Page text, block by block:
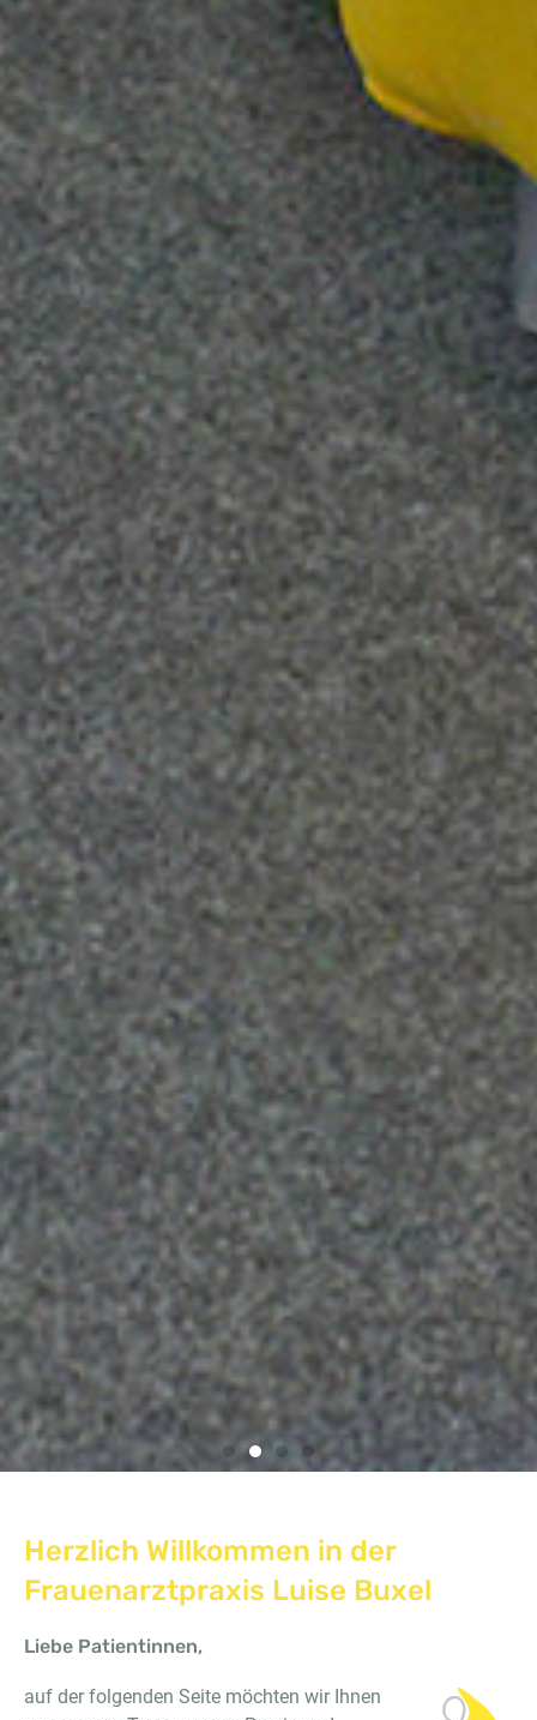
Herzlich Willkommen in der
Frauenarztpraxis Luise Buxel
Liebe Patientinnen,
auf der folgenden Seite möchten wir Ihnen